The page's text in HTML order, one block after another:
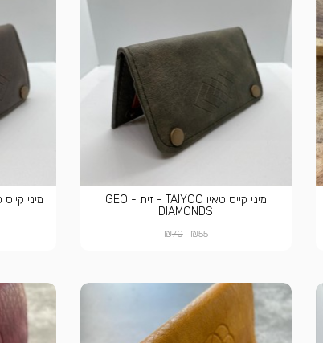
מיני קייס טאיו TAIYOO - זית - GEO
DIAMONDS
₪55
₪70